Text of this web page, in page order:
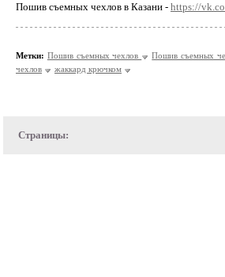
Пошив съемных чехлов в Казани - https://
Метки: Пошив съемных чехлов Пошив съемных
чехлов
жаккард крючком
Страницы: